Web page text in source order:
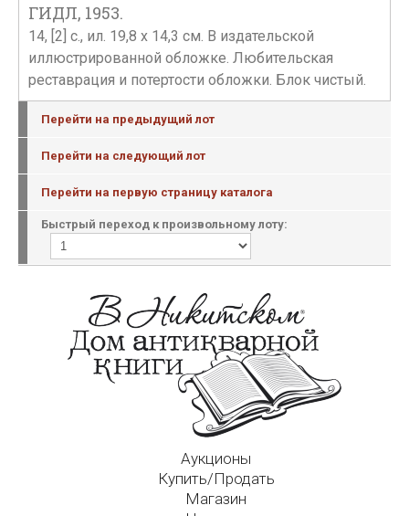
ГИДЛ, 1953.
14, [2] с., ил. 19,8 х 14,3 см. В издательской
иллюстрированной обложке. Любительская
реставрация и потертости обложки. Блок чистый.
Перейти на предыдущий лот
Перейти на следующий лот
Перейти на первую страницу каталога
Быстрый переход к произвольному лоту:
Аукционы
Купить/Продать
Магазин